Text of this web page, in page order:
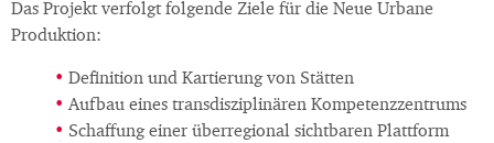
Das Projekt verfolgt folgende Ziele für die Neue Urbane
Produktion:
Definition und Kartierung von Stätten
Aufbau eines transdisziplinären Kompetenzzentrums
Schaffung einer überregional sichtbaren Plattform